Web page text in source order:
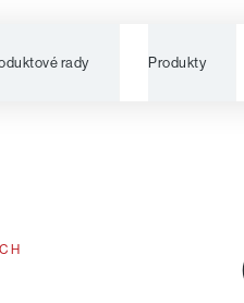
rady Produkty